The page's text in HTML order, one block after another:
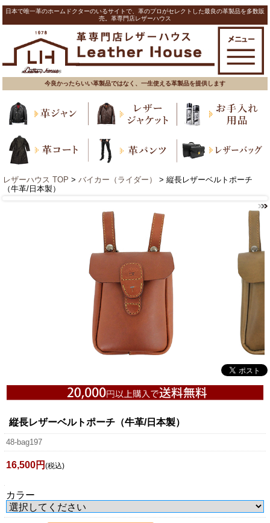
日本で唯一革のホームドクターのいるサイトで、革のプロがセレクトした最良の革製品を多数販
売。革専門店レザーハウス
今良かったらいい革製品ではなく、一生使える革製品を提供します
レザーハウス TOP > バイカー（ライダー）
> 縦長レザーベルトポーチ
（牛革/日本製）
縦長レザーベルトポーチ（牛革/日本製）
48-bag197
16,500円 (税込)
カラー